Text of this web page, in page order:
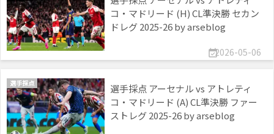
2026-05-06
コ・マドリード (H) CL準決勝 セカン
ドレグ 2025-26 by arseblog
選手採点
選手採点 アーセナル vs アトレティ
コ・マドリード (A) CL準決勝 ファー
ストレグ 2025-26 by arseblog